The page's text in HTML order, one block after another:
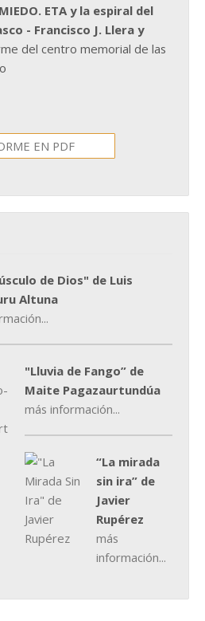
ETA y la espiral del
- Francisco J. Llera y
del centro memorial de las
EN PDF
de Dios" de Luis
Altuna
"Lluvia de Fango” de
Maite Pagazaurtundúa
más información...
“La mirada
sin ira” de
Javier
Rupérez
más
información...